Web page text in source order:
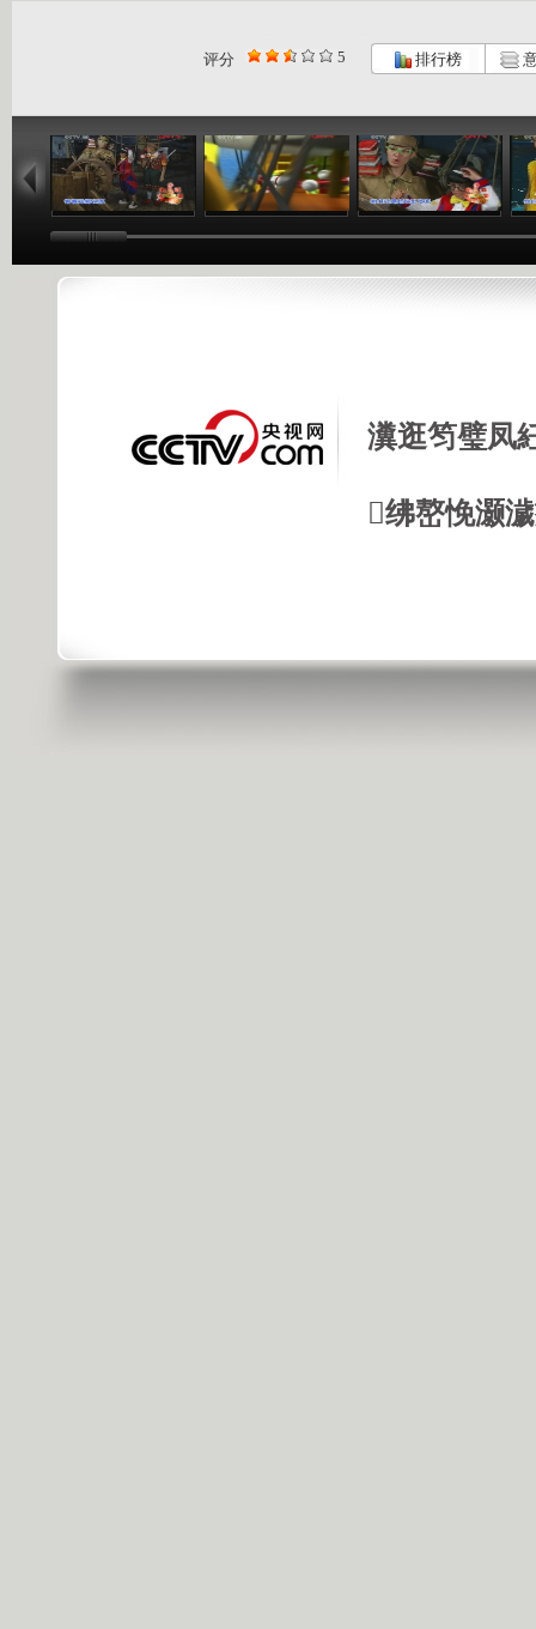
评分 5 排行榜
23:45
智慧树 金...
24:18
智慧树 金...
12:37
瀵逛笉璧凤
绋嶅悗灏